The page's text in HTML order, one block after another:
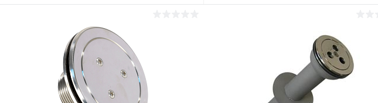
В корзину
К сравнению В наличии В наличии